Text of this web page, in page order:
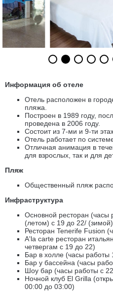
Информация об отеле
Отель расположен в
пляжа.
Построен в 1989 году,
проведена в 2006 году.
Состоит из 7-ми и 9-ти
Отель работает по
Отличная анимация в
для взрослых, так и для
Пляж
Общественный пляж
Инфраструктура
Основной ресторан (часы
(летом) с 19 до 22/
Ресторан Tenerife Fusion
A'la carte ресторан
четвергам с 19 до 22)
Бар в холле (часы работы
Бар у бассейна (часы
Шоу бар (часы работы с
Ночной клуб El Grilla
00:00 до 03:00)